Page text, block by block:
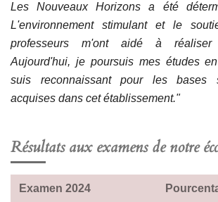
Les Nouveaux Horizons a été
L'environnement stimulant et le
professeurs m'ont aidé à réaliser
Aujourd'hui, je poursuis mes études
suis reconnaissant pour les bases
acquises dans cet établissement."
Résultats aux examens de notre
Examen 2024